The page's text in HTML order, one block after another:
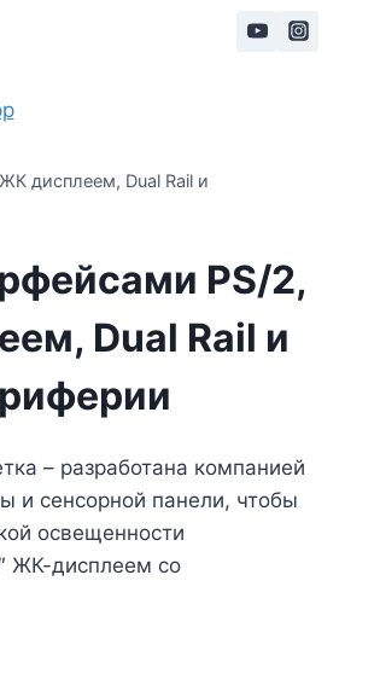
дисплеем, Dual Rail и
PS/2,
Dual Rail и
– разработана компанией
и сенсорной панели, чтобы
освещенности
ЖК-дисплеем со